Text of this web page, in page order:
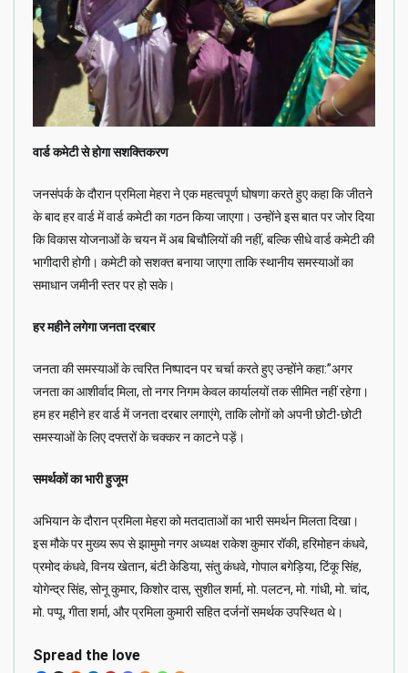
वार्ड कमेटी से होगा सशक्तिकरण
जनसंपर्क के दौरान प्रमिला मेहरा ने एक महत्वपूर्ण घोषणा करते हुए कहा कि जीतने
के बाद हर वार्ड में वार्ड कमेटी का गठन किया जाएगा। उन्होंने इस बात पर जोर दिया
कि विकास योजनाओं के चयन में अब बिचौलियों की नहीं, बल्कि सीधे वार्ड कमेटी की
भागीदारी होगी। कमेटी को सशक्त बनाया जाएगा ताकि स्थानीय समस्याओं का
समाधान जमीनी स्तर पर हो सके।
हर महीने लगेगा जनता दरबार
जनता की समस्याओं के त्वरित निष्पादन पर चर्चा करते हुए उन्होंने कहा:”अगर
जनता का आशीर्वाद मिला, तो नगर निगम केवल कार्यालयों तक सीमित नहीं रहेगा।
हम हर महीने हर वार्ड में जनता दरबार लगाएंगे, ताकि लोगों को अपनी छोटी-छोटी
समस्याओं के लिए दफ्तरों के चक्कर न काटने पड़ें।
समर्थकों का भारी हुजूम
अभियान के दौरान प्रमिला मेहरा को मतदाताओं का भारी समर्थन मिलता दिखा।
इस मौके पर मुख्य रूप से झामुमो नगर अध्यक्ष राकेश कुमार रॉकी, हरिमोहन कंधवे,
प्रमोद कंधवे, विनय खेतान, बंटी केडिया, संतु कंधवे, गोपाल बगेड़िया, टिंकू सिंह,
योगेन्द्र सिंह, सोनू कुमार, किशोर दास, सुशील शर्मा, मो. पलटन, मो. गांधी, मो. चांद,
मो. पप्पू, गीता शर्मा, और प्रमिला कुमारी सहित दर्जनों समर्थक उपस्थित थे।
Spread the love